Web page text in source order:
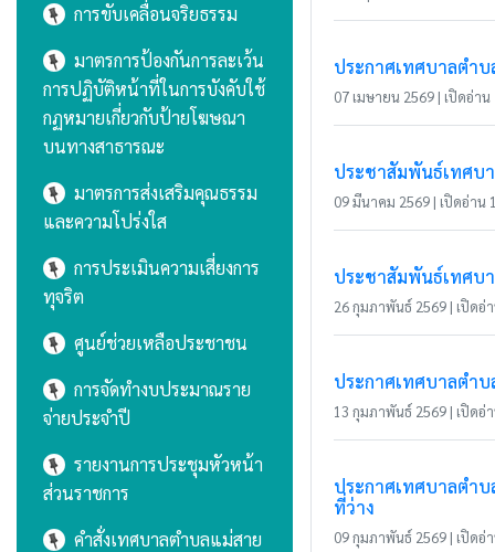
การขับเคลื่อนจริยธรรม
มาตรการป้องกันการละเว้น
การปฏิบัติหน้าที่ในการบังคับใช้
กฏหมายเกี่ยวกับป้ายโฆษณา
บนทางสาธารณะ
มาตรการส่งเสริมคุณธรรม
และความโปร่งใส
การประเมินความเสี่ยงการ
ทุจริต
ศูนย์ช่วยเหลือประชาชน
การจัดทำงบประมาณราย
จ่ายประจำปี
รายงานการประชุมหัวหน้า
ส่วนราชการ
คำสั่งเทศบาลตำบลแม่สาย
ประกาศเทศบาลตำ
07 เมษายน 2569 | เปิดอ่าน
ประชาสัมพันธ์เทศบ
09 มีนาคม 2569 | เปิดอ่าน
ประชาสัมพันธ์เทศบ
26 กุมภาพันธ์ 2569 | เปิดอ่
ประกาศเทศบาลตำ
13 กุมภาพันธ์ 2569 | เปิดอ่
ประกาศเทศบาลตำ
ที่ว่าง
09 กุมภาพันธ์ 2569 | เปิดอ่